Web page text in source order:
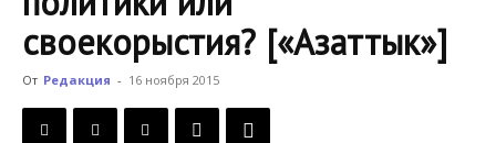
Новости
Кыргызстана
своекорыстия? [«Азаттык»]
От Редакция - 16 ноября 2015